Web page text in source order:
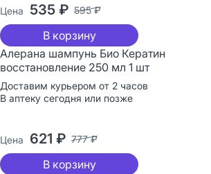
Цена 535 ₽ 595 ₽
В корзину
Алерана шампунь Био Кератин
восстановление 250 мл 1 шт
Доставим курьером от 2 часов
В аптеку сегодня или позже
Цена 621 ₽ 777 ₽
В корзину